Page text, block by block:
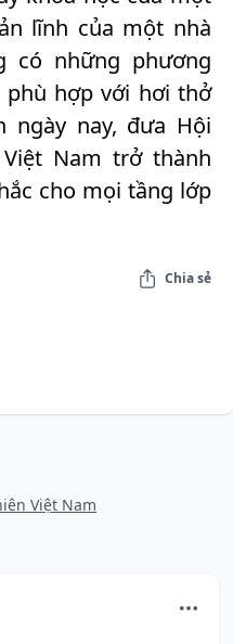
lĩnh của một nhà
có những phương
hợp với hơi thở
ngày nay, đưa Hội
Nam trở thành
cho mọi tầng lớp
Chia sẻ
Việt Nam